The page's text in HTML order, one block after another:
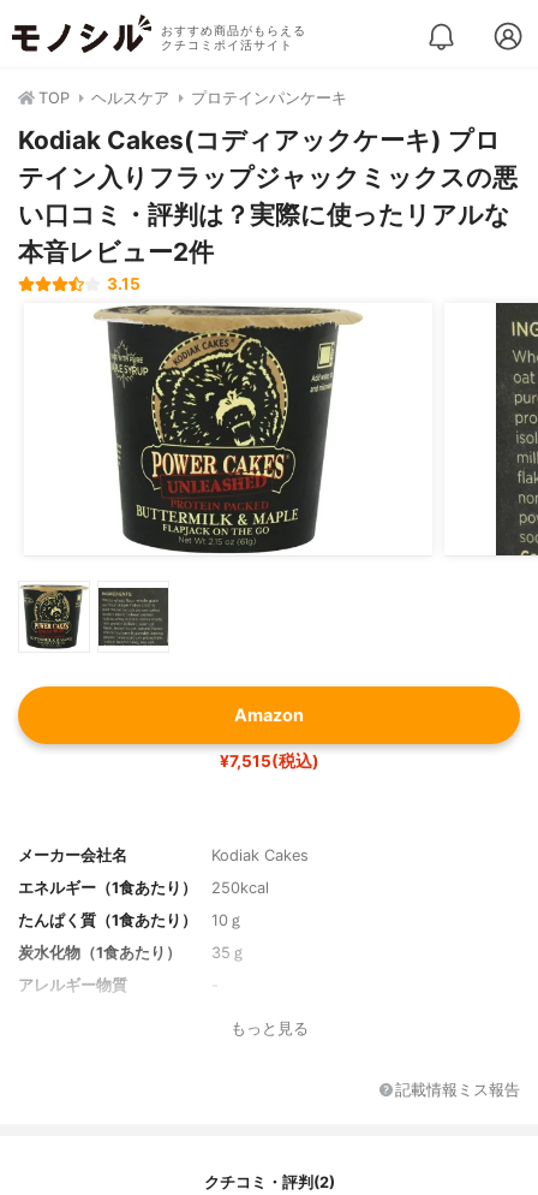
おすすめ商品がもらえる
クチコミポイ活サイト
TOP ヘルスケア プロテインパンケーキ
Kodiak Cakes(コディアックケーキ) プロ
テイン入りフラップジャックミックスの悪
い口コミ・評判は？実際に使ったリアルな
本音レビュー2件
3.15
Amazon
¥7,515(税込)
メーカー会社名
Kodiak Cakes
エネルギー（1食あたり）
250kcal
たんぱく質（1食あたり）
10ｇ
炭水化物（1食あたり）
35ｇ
アレルギー物質
もっと見る
記載情報ミス報告
クチコミ・評判(2)